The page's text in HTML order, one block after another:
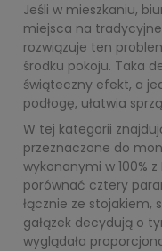
Jeśli w mieszkaniu,
miejsca na
rozwiązuje ten
środku pokoju. Taka
świąteczny efekt, a
podłogę, ułatwia
W tej kategorii
przeznaczone do
wykonanymi w 100% z
porównać cztery
łącznie ze stojakiem,
gałązek decydują o
wyglądała